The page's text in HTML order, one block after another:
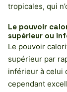
tropicales, qui
Le pouvoir
supérieur ou
Le pouvoir
supérieur par
inférieur à celui
cependant